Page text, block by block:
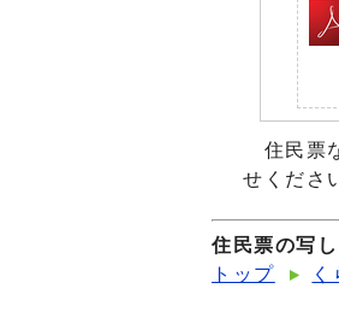
住民票
せくださ
住民票の写
トップ